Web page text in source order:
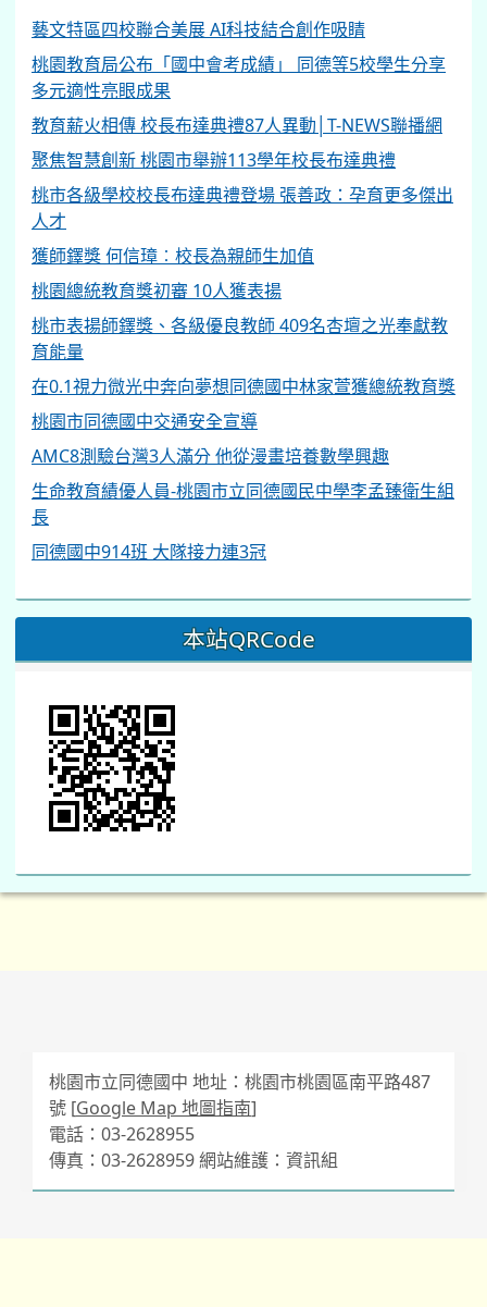
藝文特區四校聯合美展 AI科技結合創作吸睛
桃園教育局公布「國中會考成績」 同德等5校學生分享
多元適性亮眼成果
教育薪火相傳 校長布達典禮87人異動│T-NEWS聯播網
聚焦智慧創新 桃園市舉辦113學年校長布達典禮
桃市各級學校校長布達典禮登場 張善政：孕育更多傑出
人才
獲師鐸獎 何信璋︰校長為親師生加值
桃園總統教育獎初審 10人獲表揚
桃市表揚師鐸獎、各級優良教師 409名杏壇之光奉獻教
育能量
在0.1視力微光中奔向夢想同德國中林家萱獲總統教育獎
桃園市同德國中交通安全宣導
AMC8測驗台灣3人滿分 他從漫畫培養數學興趣
生命教育績優人員-桃園市立同德國民中學李孟臻衛生組
長
同德國中914班 大隊接力連3冠
本站QRCode
桃園市立同德國中 地址：桃園市桃園區南平路487
號 [Google Map 地圖指南]
電話：03-2628955
傳真：03-2628959 網站維護：資訊組